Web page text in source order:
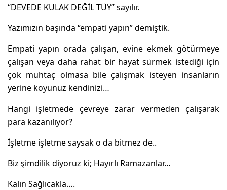
“DEVEDE KULAK DEĞİL TÜY” sayılır.
Yazımızın başında “empati yapın” demiştik.
Empati yapın orada çalışan, evine ekmek götürmeye
çalışan veya daha rahat bir hayat sürmek istediği için
çok muhtaç olmasa bile çalışmak isteyen insanların
yerine koyunuz kendinizi…
Hangi işletmede çevreye zarar vermeden çalışarak
para kazanılıyor?
İşletme işletme saysak o da bitmez de..
Biz şimdilik diyoruz ki; Hayırlı Ramazanlar…
Kalın Sağlıcakla….